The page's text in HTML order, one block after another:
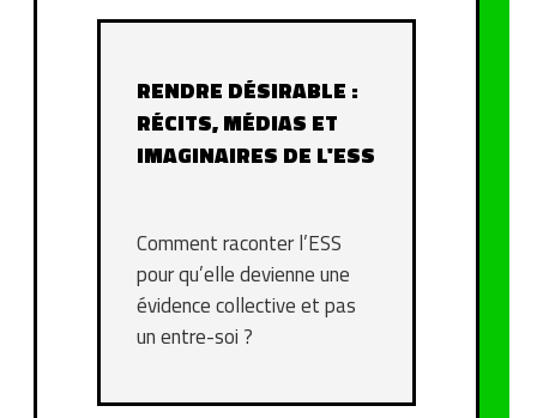
RENDRE DÉSIRABLE :
RÉCITS, MÉDIAS ET
IMAGINAIRES DE L'ESS
Comment raconter l’ESS
pour qu’elle devienne une
évidence collective et pas
un entre-soi ?